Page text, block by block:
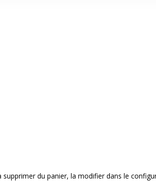
du panier, la modifier dans le